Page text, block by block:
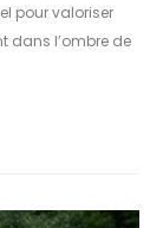
pour valoriser
dans l’ombre de